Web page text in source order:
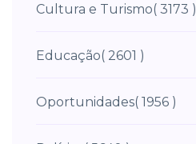
Cultura e Turismo( 3173 )
Educação( 2601 )
Oportunidades( 1956 )